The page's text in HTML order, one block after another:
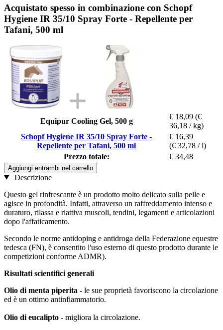
Acquistato spesso in combinazione con Schopf
Hygiene IR 35/10 Spray Forte - Repellente per
Tafani, 500 ml
Equipur Cooling Gel, 500 g
€ 18,09 (€
36,18 / kg)
Schopf Hygiene IR 35/10 Spray Forte -
Repellente per Tafani, 500 ml
€ 16,39
(€ 32,78 / l)
Prezzo totale:
€ 34,48
Aggiungi entrambi nel carrello
Descrizione
Questo gel rinfrescante è un prodotto molto delicato sulla pelle e
agisce in profondità. Infatti, attraverso un raffreddamento intenso e
duraturo, rilassa e riattiva muscoli, tendini, legamenti e articolazioni
dopo l'affaticamento.
Secondo le norme antidoping e antidroga della Federazione equestre
tedesca (FN), è consentito l'uso esterno di questo prodotto durante le
competizioni conforme ADMR).
Risultati scientifici generali
Olio di menta piperita - le sue proprietà favoriscono la circolazione
ed è un ottimo antinfiammatorio.
Olio di eucalipto - migliora la circolazione.